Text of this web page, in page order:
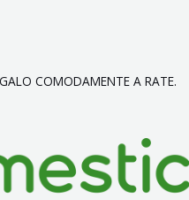
COMODAMENTE A RATE.